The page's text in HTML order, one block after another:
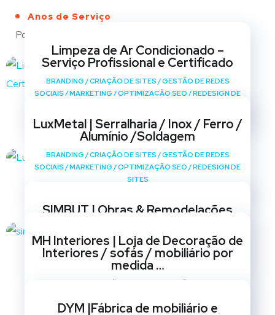
Anos de Serviço
Portfólio
Limpeza de Ar Condicionado –
Serviço Profissional e Certificado
BRANDING /CRIAÇÃO DE SITES /GESTÃO DE REDES
SOCIAIS /MARKETING /OPTIMIZAÇÃO SEO /REDESIGN DE
LuxMetal | Serralharia / Inox / Ferro /
Alumínio /Soldagem
BRANDING /CRIAÇÃO DE SITES /GESTÃO DE REDES
SOCIAIS /MARKETING /OPTIMIZAÇÃO SEO /REDESIGN DE
SITES
SIMBUT | Obras & Remodelações
SOCIAIS /MARKETING OPTIMIZAÇÃO SEO/ REDESIGN DE
SITES
MH Interiores | Loja de Decoração de
Interiores / sofás / mobiliário por
medida …
SITES
DYM |Fábrica de mobiliário e